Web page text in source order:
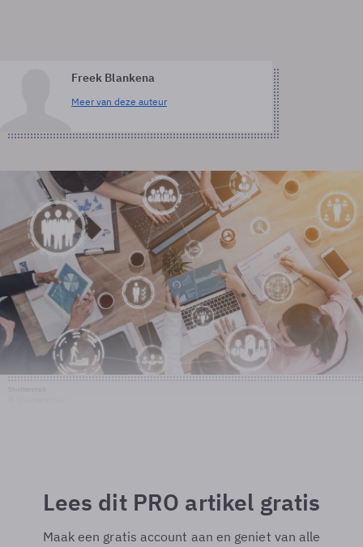
Freek Blankena
Meer van deze auteur
Lees dit PRO artikel gratis
Maak een gratis account aan en geniet van alle